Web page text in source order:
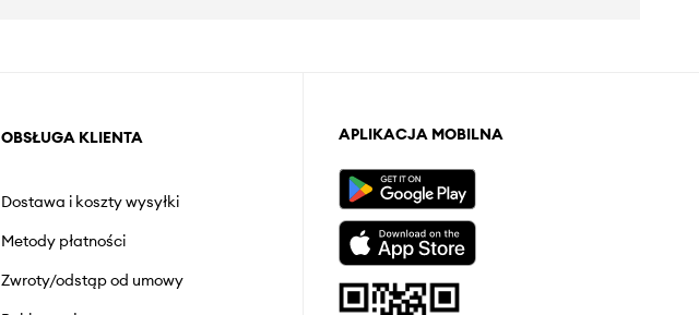
OBSŁUGA KLIENTA
Dostawa i koszty wysyłki
Metody płatności
Zwroty/odstąp od umowy
APLIKACJA MOBILNA